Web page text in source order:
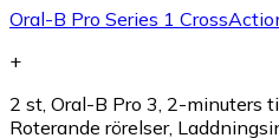
Oral-B Pro Series 1
+
2 st, Oral-B Pro 3, 2-minuters
Roterande rörelser,